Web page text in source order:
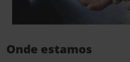
Onde estamos